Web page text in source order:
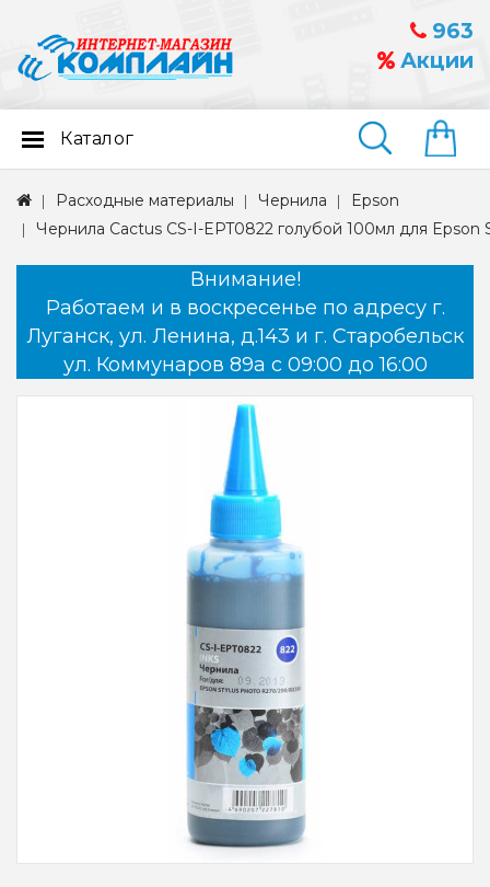
963
Акции
Найти
Каталог
Расходные материалы Чернила
Epson
Чернила Cactus CS-I-EPT0822 голубой 100мл для
Внимание!
Работаем и в воскресенье по адресу г.
Луганск, ул. Ленина, д.143 и г. Старобельск
ул. Коммунаров 89а с 09:00 до 16:00